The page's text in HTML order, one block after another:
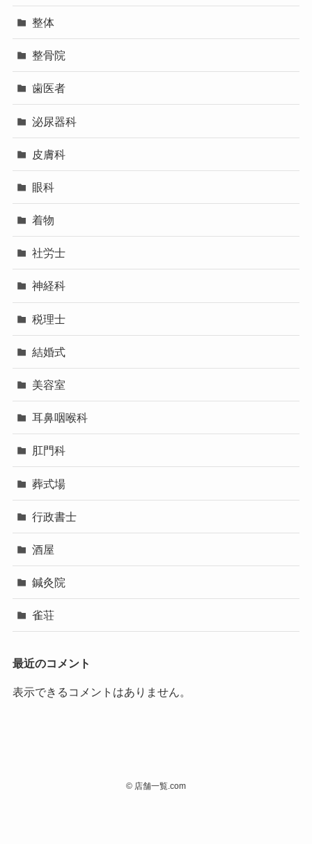
整体
整骨院
歯医者
泌尿器科
皮膚科
眼科
着物
社労士
神経科
税理士
結婚式
美容室
耳鼻咽喉科
肛門科
葬式場
行政書士
酒屋
鍼灸院
雀荘
最近のコメント
表示できるコメントはありません。
© 店舗一覧.com